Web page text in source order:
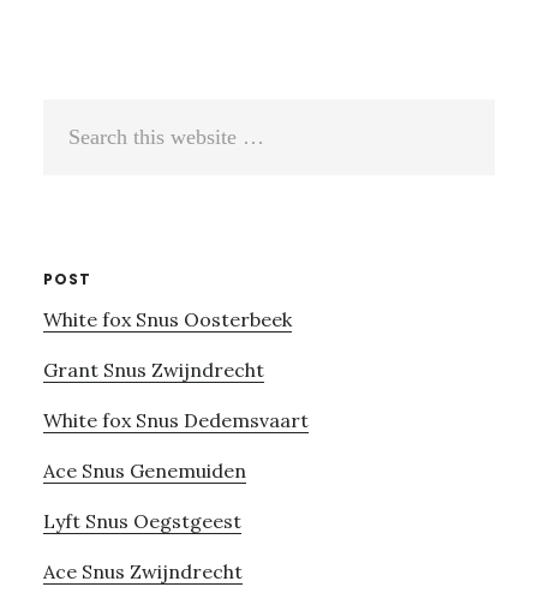
POST
White fox Snus Oosterbeek
Grant Snus Zwijndrecht
White fox Snus Dedemsvaart
Ace Snus Genemuiden
Lyft Snus Oegstgeest
Ace Snus Zwijndrecht